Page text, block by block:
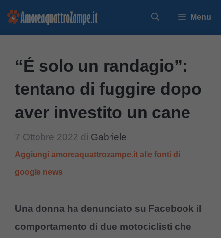
Vai
Menu
“É solo un randagio”:
tentano di fuggire dopo
aver investito un cane
7 Ottobre 2022 di Gabriele
Aggiungi amoreaquattrozampe.it alle fonti di
google news
Una donna ha denunciato su Facebook il
comportamento di due motociclisti che